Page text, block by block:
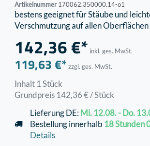
Artikelnummer170062.350000.14-o1
bestens geeignet für Stäube und
Verschmutzung auf allen Oberflächen
142,36 €* inkl. ges. MwSt.
119,63 €* zzgl. ges. MwSt.
Inhalt 1Stück
Grundpreis 142,36 € / Stück
Lieferung DE:Mi. 12.08. - Do.
Bestellung innerhalb 18 Stunden
Details